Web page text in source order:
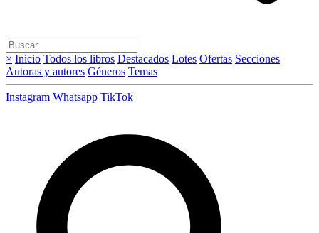
× Inicio Todos los libros Destacados Lotes Ofertas Secciones
Autoras y autores Géneros Temas
Instagram Whatsapp TikTok